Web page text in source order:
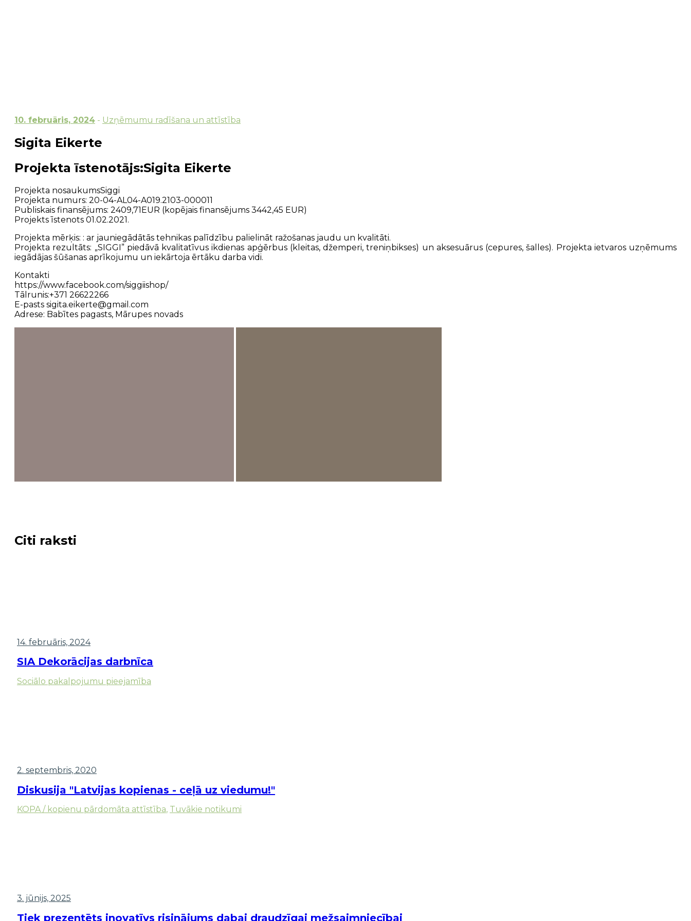
10. februāris, 2024 - Uzņēmumu radīšana un attīstība
Sigita Eikerte
Projekta īstenotājs:Sigita Eikerte
Projekta nosaukumsSiggi
Projekta numurs: 20-04-AL04-A019.2103-000011
Publiskais finansējums: 2409,71EUR (kopējais finansējums 3442,45 EUR)
Projekts īstenots 01.02.2021.
Projekta mērķis: : ar jauniegādātās tehnikas palīdzību palielināt ražošanas jaudu un kvalitāti.
Projekta rezultāts: „SIGGI” piedāvā kvalitatīvus ikdienas apģērbus (kleitas, džemperi, treniņbikses) un aksesuārus (cepures, šalles). Projekta ietvaros uzņēmums
iegādājas šūšanas aprīkojumu un iekārtoja ērtāku darba vidi.
Kontakti
https://www.facebook.com/siggiishop/
Tālrunis:+371 26622266
E-pasts sigita.eikerte@gmail.com
Adrese: Babītes pagasts, Mārupes novads
Citi raksti
14. februāris, 2024
SIA Dekorācijas darbnīca
Sociālo pakalpojumu pieejamība
2. septembris, 2020
Diskusija "Latvijas kopienas - ceļā uz viedumu!"
KOPA / kopienu pārdomāta attīstība, Tuvākie notikumi
3. jūnijs, 2025
Tiek prezentēts inovatīvs risinājums dabai draudzīgai mežsaimniecībai